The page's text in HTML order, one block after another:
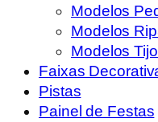
Modelos
Modelos
Modelos
Faixas
Pistas
Painel de Festas